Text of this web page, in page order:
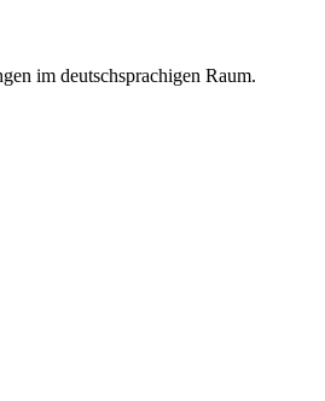
im deutschsprachigen Raum.